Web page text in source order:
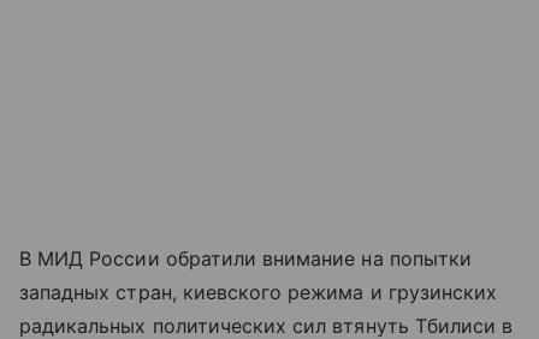
В МИД России обратили внимание на попытки
западных стран, киевского режима и грузинских
радикальных политических сил втянуть Тбилиси в